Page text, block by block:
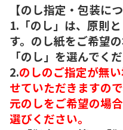
【のし指定・包装につ
1.「のし」は、原則
す。のし紙をご希望
「のし」を選んでくだ
2.のしのご指定が無
せていただきますの
元のしをご希望の場
選びください。